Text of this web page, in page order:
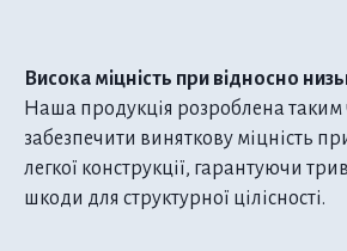
Висока міцність при відносно
Наша продукція розроблена
забезпечити виняткову міцність
легкої конструкції, гарантуючи
шкоди для структурної цілісності.